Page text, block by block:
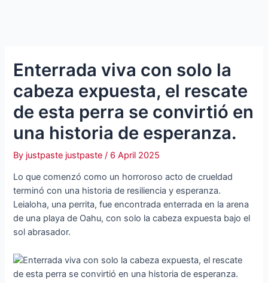
Enterrada viva con solo la
cabeza expuesta, el rescate
de esta perra se convirtió en
una historia de esperanza.
By justpaste justpaste/ 6 April 2025
Lo que comenzó como un horroroso acto de crueldad
terminó con una historia de resiliencia y esperanza.
Leialoha, una perrita, fue encontrada enterrada en la arena
de una playa de Oahu, con solo la cabeza expuesta bajo el
sol abrasador.